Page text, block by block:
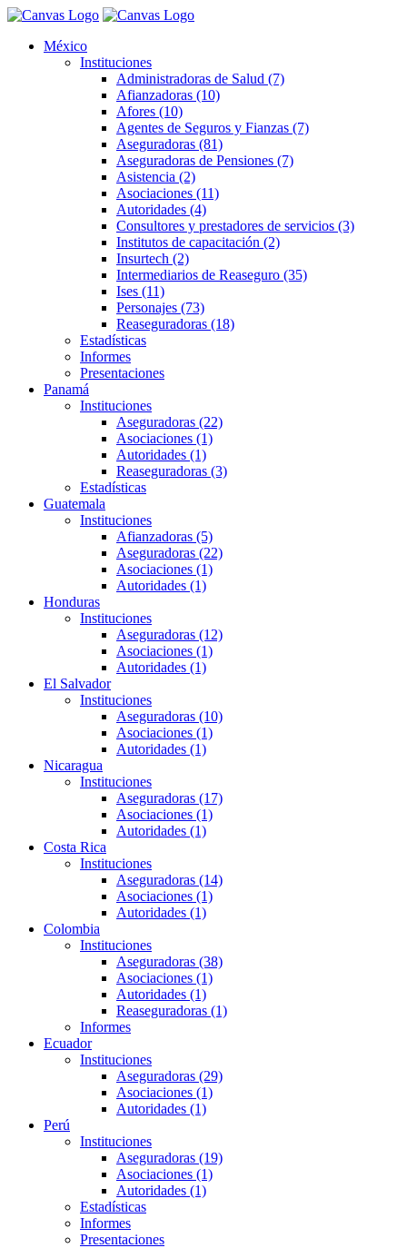
México
Instituciones
Administradoras de Salud (7)
Afianzadoras (10)
Afores (10)
Agentes de Seguros y Fianzas (7)
Aseguradoras (81)
Aseguradoras de Pensiones (7)
Asistencia (2)
Asociaciones (11)
Autoridades (4)
Consultores y prestadores de servicios (3)
Institutos de capacitación (2)
Insurtech (2)
Intermediarios de Reaseguro (35)
Ises (11)
Personajes (73)
Reaseguradoras (18)
Estadísticas
Informes
Presentaciones
Panamá
Instituciones
Aseguradoras (22)
Asociaciones (1)
Autoridades (1)
Reaseguradoras (3)
Estadísticas
Guatemala
Instituciones
Afianzadoras (5)
Aseguradoras (22)
Asociaciones (1)
Autoridades (1)
Honduras
Instituciones
Aseguradoras (12)
Asociaciones (1)
Autoridades (1)
El Salvador
Instituciones
Aseguradoras (10)
Asociaciones (1)
Autoridades (1)
Nicaragua
Instituciones
Aseguradoras (17)
Asociaciones (1)
Autoridades (1)
Costa Rica
Instituciones
Aseguradoras (14)
Asociaciones (1)
Autoridades (1)
Colombia
Instituciones
Aseguradoras (38)
Asociaciones (1)
Autoridades (1)
Reaseguradoras (1)
Informes
Ecuador
Instituciones
Aseguradoras (29)
Asociaciones (1)
Autoridades (1)
Perú
Instituciones
Aseguradoras (19)
Asociaciones (1)
Autoridades (1)
Estadísticas
Informes
Presentaciones